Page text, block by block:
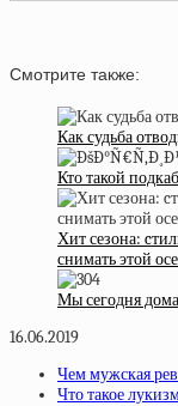
Смотрите также:
Как судьба
Кто такой
Хит сезона:
снимать этой
Мы сегодня
16.06.2019
Чем мужская
Что такое